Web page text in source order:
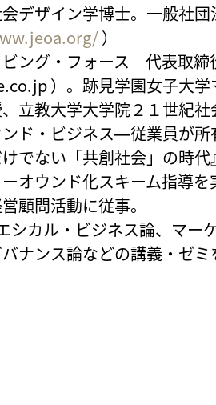
デザイン学博士。一般社
）
ング・フォース 代表取締
）。跡見学園女子大
立教大学大学院２１世紀社
ド・ビジネス―従業員が所
でない「共創社会」の時
オウンド化スキーム指導
顧問活動に従事。
シカル・ビジネス論、マー
ナンス論などの講義・ゼミ